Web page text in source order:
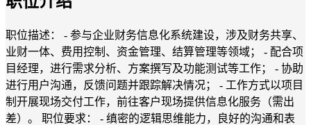
职位描述： - 参与企业财务信息化系统建设，涉及财务共享、
业财一体、费用控制、资金管理、结算管理等领域； - 配合项
目经理，进行需求分析、方案撰写及功能测试等工作； - 协助
进行用户沟通，反馈问题并跟踪解决情况； - 工作方式以项目
制开展现场交付工作，前往客户现场提供信息化服务（需出
差）。 职位要求： - 缜密的逻辑思维能力，良好的沟通和表